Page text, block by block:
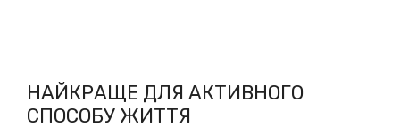
НАЙКРАЩЕ ДЛЯ АКТИВНОГО
СПОСОБУ ЖИТТЯ